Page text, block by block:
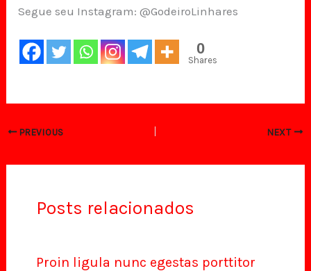
Segue seu Instagram: @GodeiroLinhares
0
Shares
PREVIOUS NEXT
Posts relacionados
Proin ligula nunc egestas porttitor